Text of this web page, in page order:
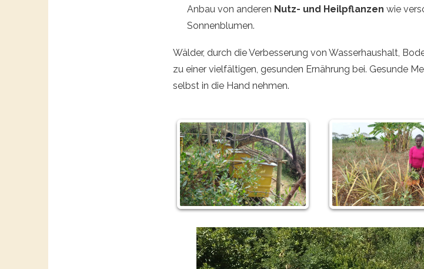
Anbau von anderen Nutz- und Heilpflanzenwie
Sonnenblumen.
Wälder, durch die Verbesserung von Wasserhaushalt,
zu einer vielfältigen, gesunden Ernährung bei. Gesunde
selbst in die Hand nehmen.